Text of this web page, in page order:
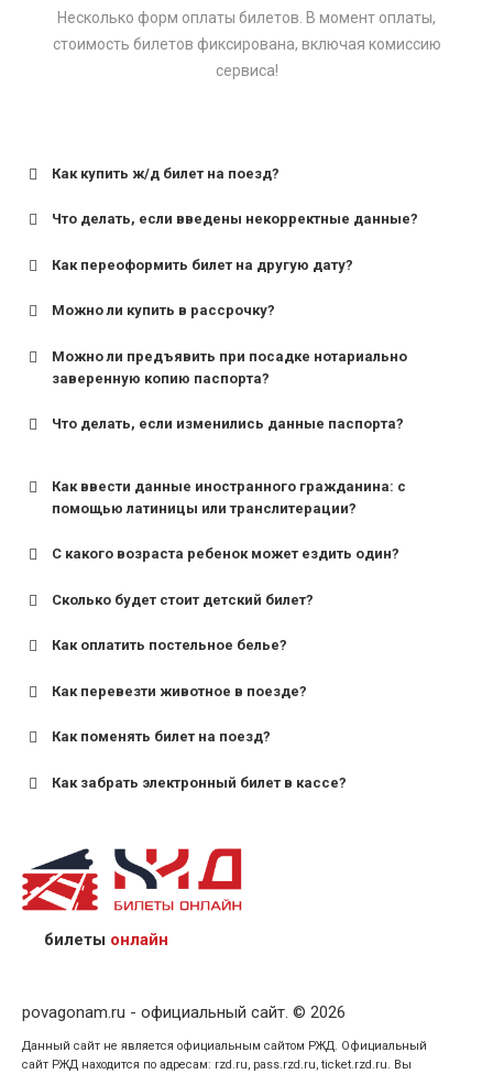
Несколько форм оплаты билетов. В момент оплаты,
стоимость билетов фиксирована, включая комиссию
сервиса!
Как купить ж/д билет на поезд?
Что делать, если введены некорректные данные?
Как переоформить билет на другую дату?
Можно ли купить в рассрочку?
Можно ли предъявить при посадке нотариально
заверенную копию паспорта?
Что делать, если изменились данные паспорта?
Как ввести данные иностранного гражданина: с
помощью латиницы или транслитерации?
С какого возраста ребенок может ездить один?
для поездов дальнего следования — от 10 лет и
для пригородных поездов — от 7 лет.
Сколько будет стоит детский билет?
Как оплатить постельное белье?
Как перевезти животное в поезде?
Как поменять билет на поезд?
Как забрать электронный билет в кассе?
назвав кассиру 14-значный номер заказа;
предъявив удостоверение личности пассажира, на
кого оформлен билет.
билеты онлайн
povagonam.ru - официальный сайт. © 2026
Данный сайт не является официальным сайтом РЖД. Официальный
сайт РЖД находится по адресам: rzd.ru, pass.rzd.ru, ticket.rzd.ru. Вы